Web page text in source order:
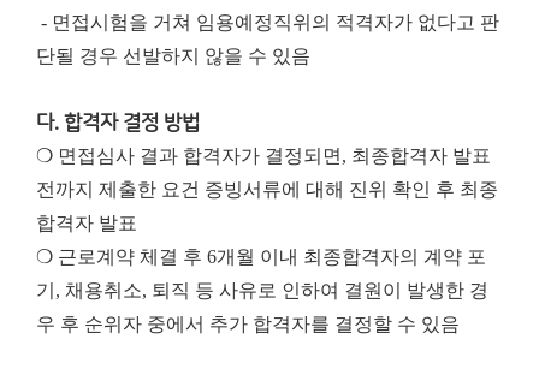
- 면접시험을 거쳐 임용예정직위의 적격자가 없다고 판
단될 경우 선발하지 않을 수 있음
다. 합격자 결정 방법
❍ 면접심사 결과 합격자가 결정되면, 최종합격자 발표
전까지 제출한 요건 증빙서류에 대해 진위 확인 후 최종
합격자 발표
❍ 근로계약 체결 후 6개월 이내 최종합격자의 계약 포
기, 채용취소, 퇴직 등 사유로 인하여 결원이 발생한 경
우 후 순위자 중에서 추가 합격자를 결정할 수 있음